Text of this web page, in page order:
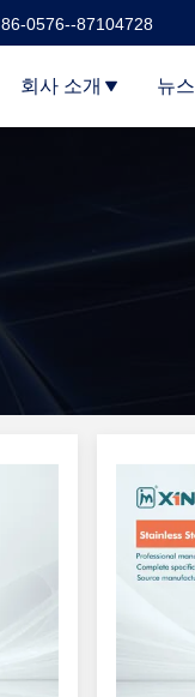
86-0576--87104728
회사 소개 뉴스